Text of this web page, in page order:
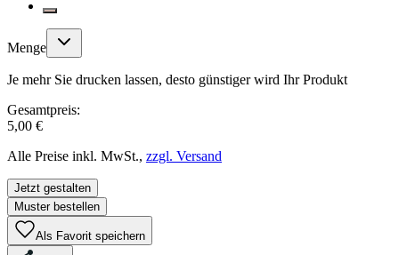
Menge
Je mehr Sie drucken lassen, desto günstiger wird Ihr Produkt
Gesamtpreis:
5,00 €
Alle Preise inkl. MwSt., zzgl. Versand
Jetzt gestalten
Muster bestellen
Als Favorit speichern